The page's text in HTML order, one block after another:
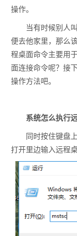
操作。
当有时候别人
便去他家里，那么
程桌面命令主要用
面连接命令呢？接
操作方法吧。
系统怎么执行
同时按住键盘
打开里边输入远程